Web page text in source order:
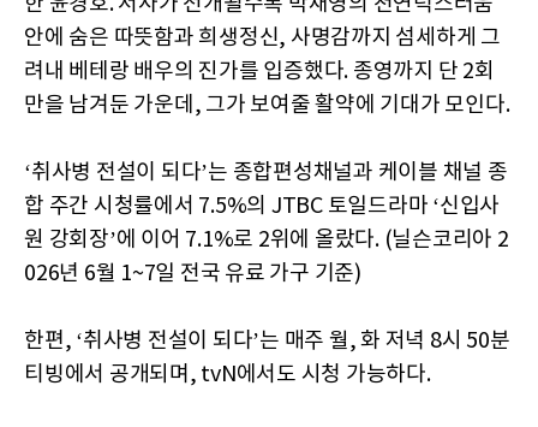
안에 숨은 따뜻함과 희생정신, 사명감까지 섬세하게 그
려내 베테랑 배우의 진가를 입증했다. 종영까지 단 2회
만을 남겨둔 가운데, 그가 보여줄 활약에 기대가 모인다.
‘취사병 전설이 되다’는 종합편성채널과 케이블 채널 종
합 주간 시청률에서 7.5%의 JTBC 토일드라마 ‘신입사
원 강회장’에 이어 7.1%로 2위에 올랐다. (닐슨코리아 2
026년 6월 1~7일 전국 유료 가구 기준)
한편, ‘취사병 전설이 되다’는 매주 월, 화 저녁 8시 50분
티빙에서 공개되며, tvN에서도 시청 가능하다.